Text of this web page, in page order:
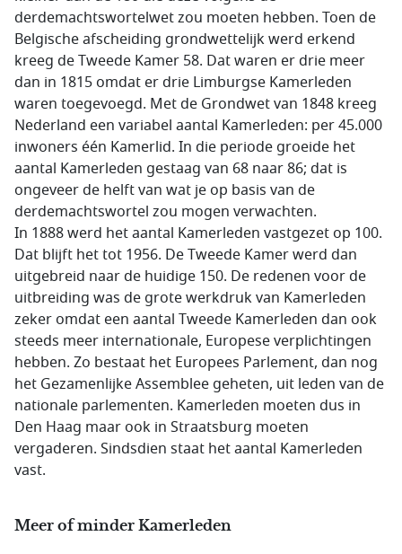
derdemachtswortelwet zou moeten hebben. Toen de
Belgische afscheiding grondwettelijk werd erkend
kreeg de Tweede Kamer 58. Dat waren er drie meer
dan in 1815 omdat er drie Limburgse Kamerleden
waren toegevoegd. Met de Grondwet van 1848 kreeg
Nederland een variabel aantal Kamerleden: per 45.000
inwoners één Kamerlid. In die periode groeide het
aantal Kamerleden gestaag van 68 naar 86; dat is
ongeveer de helft van wat je op basis van de
derdemachtswortel zou mogen verwachten.
In 1888 werd het aantal Kamerleden vastgezet op 100.
Dat blijft het tot 1956. De Tweede Kamer werd dan
uitgebreid naar de huidige 150. De redenen voor de
uitbreiding was de grote werkdruk van Kamerleden
zeker omdat een aantal Tweede Kamerleden dan ook
steeds meer internationale, Europese verplichtingen
hebben. Zo bestaat het Europees Parlement, dan nog
het Gezamenlijke Assemblee geheten, uit leden van de
nationale parlementen. Kamerleden moeten dus in
Den Haag maar ook in Straatsburg moeten
vergaderen. Sindsdien staat het aantal Kamerleden
vast.
Meer of minder Kamerleden